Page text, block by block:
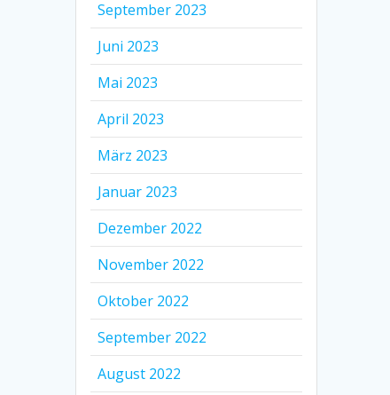
September 2023
Juni 2023
Mai 2023
April 2023
März 2023
Januar 2023
Dezember 2022
November 2022
Oktober 2022
September 2022
August 2022